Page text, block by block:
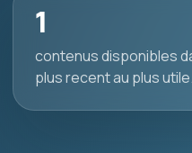
1
contenus disponibles
plus recent au plus utile.